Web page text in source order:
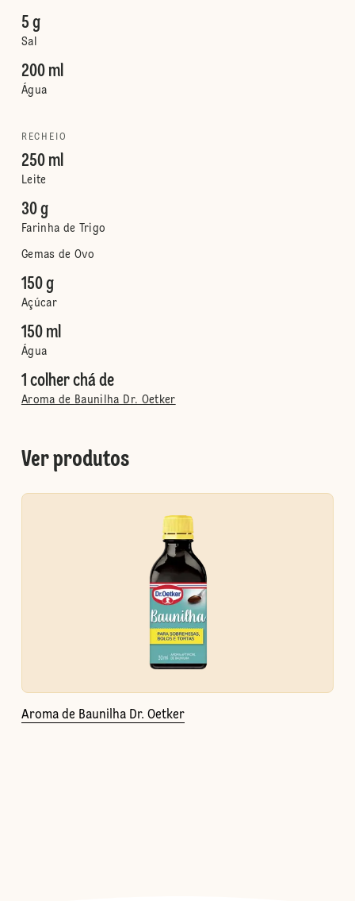
5 g
Sal
200 ml
Água
RECHEIO
250 ml
Leite
30 g
Farinha de Trigo
Gemas de Ovo
150 g
Açúcar
150 ml
Água
1 colher chá de
Aroma de Baunilha Dr. Oetker
Ver produtos
Aroma de Baunilha Dr. Oetker